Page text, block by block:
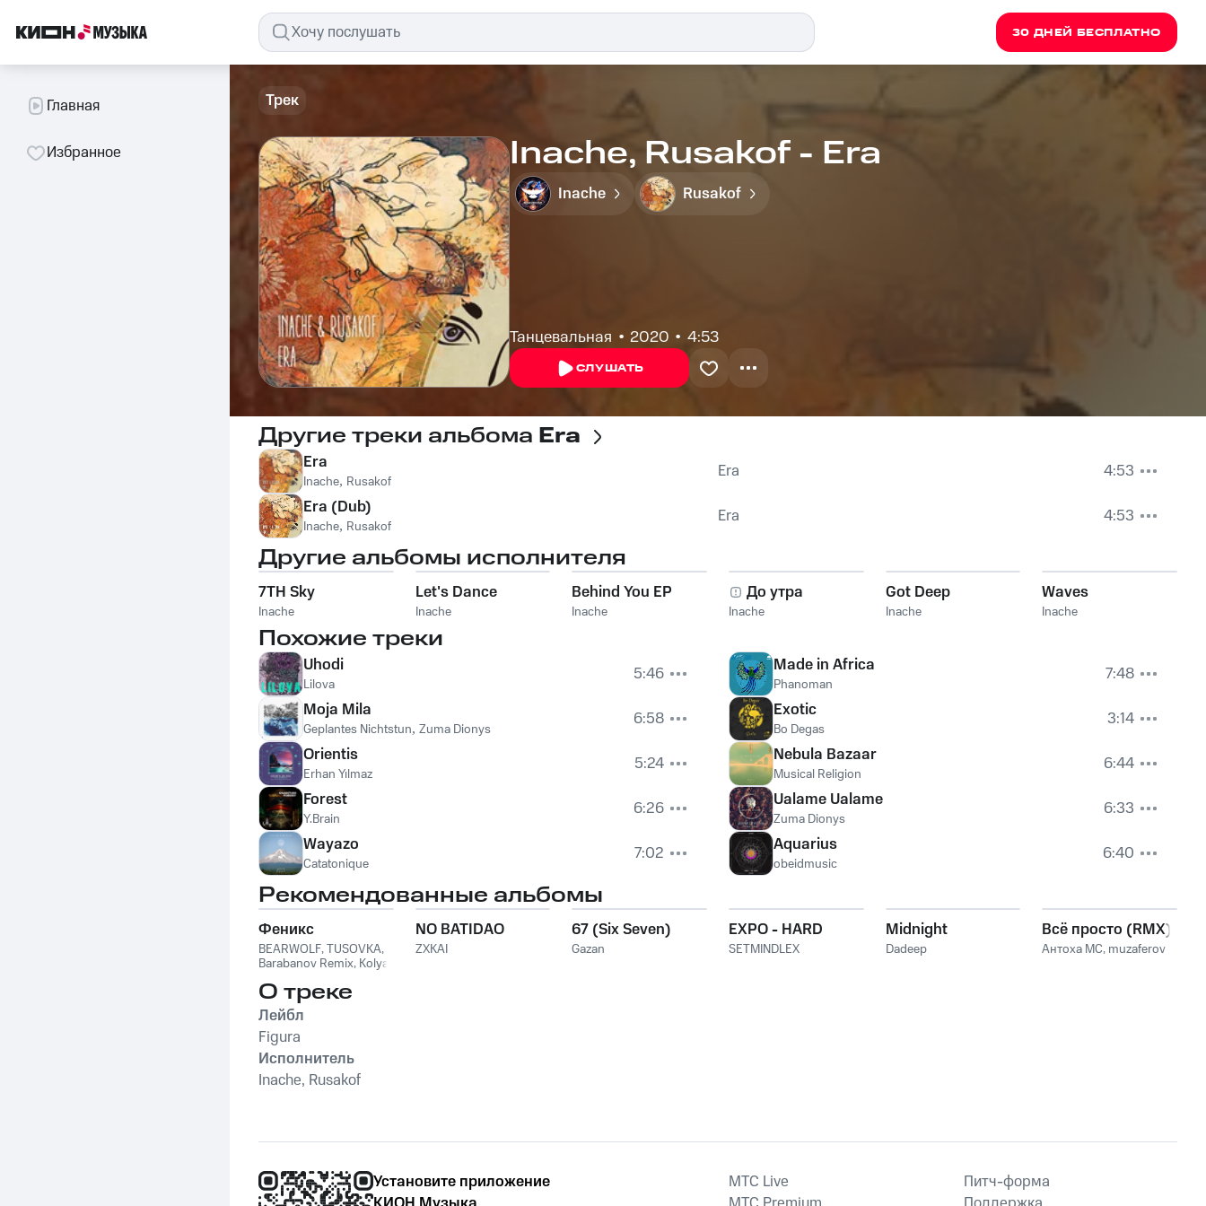
30 ДНЕЙ БЕСПЛАТНО
Главная
Избранное
Трек
Inache, Rusakof - Era
Inache Rusakof
Танцевальная 2020 4:53
СЛУШАТЬ
Другие треки альбома Era
Era
Inache, Rusakof Era
4:53
Era (Dub)
Inache, Rusakof Era 4:53
Другие альбомы исполнителя
7TH Sky
Inache
Let's Dance
Inache
Behind You EP
Inache
До утра
Inache
Got Deep
Inache
Waves
Inache
Похожие треки
Uhodi
Lilova
5:46
Moja Mila
Geplantes Nichtstun, Zuma Dionys
6:58
Orientis
Erhan Yılmaz
5:24
Forest
Y.Brain
6:26
Wayazo
Catatonique 7:02
Made in Africa
Phanoman
7:48
Exotic
Bo Degas
3:14
Nebula Bazaar
Musical Religion
6:44
Ualame Ualame
Zuma Dionys
6:33
Aquarius
obeidmusic 6:40
Рекомендованные альбомы
Феникс
BEARWOLF,TUSOVKA,
Barabanov Remix, Kolya
NO BATIDAO
ZXKAI
67 (Six Seven)
Gazan
EXPO - HARD
SETMINDLEX
Midnight
Dadeep
Всё просто (RMX)
Антоха МС, muzaferov
О треке
Лейбл
Figura
Исполнитель
Inache, Rusakof
Установите приложение
MTС Live
Питч-форма